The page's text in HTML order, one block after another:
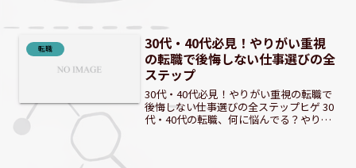
20～40代のビジネスパーソンから高まっ
ています。キャリア...
転職
30代・40代必見！やりがい重視
の転職で後悔しない仕事選びの全
ステップ
30代・40代必見！やりがい重視の転職で
後悔しない仕事選びの全ステップヒゲ 30
代・40代の転職、何に悩んでる？やりが